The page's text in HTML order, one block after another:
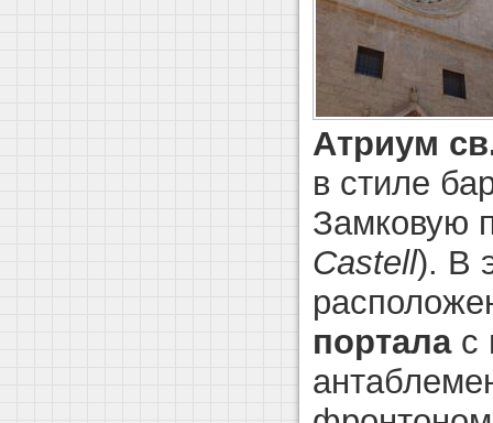
Атриум
в стиле
Замковую
Castell). В
порталас